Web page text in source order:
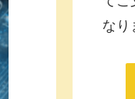
なり